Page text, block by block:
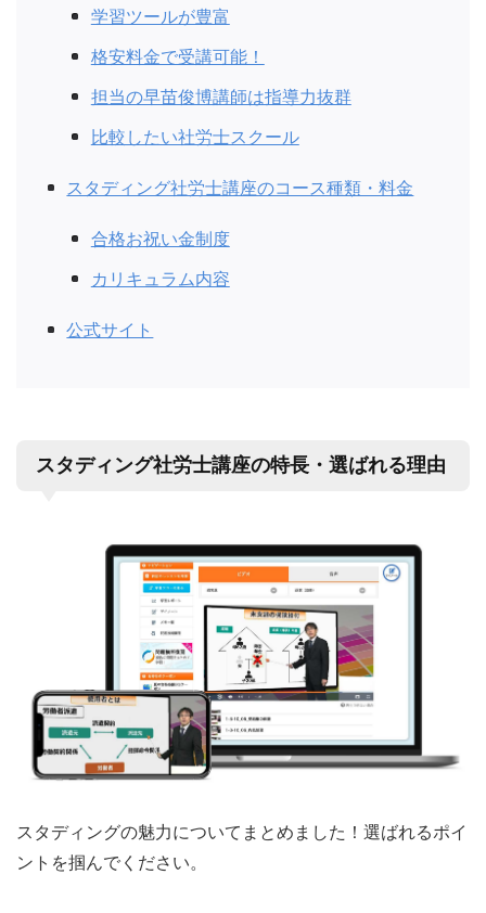
学習ツールが豊富
格安料金で受講可能！
担当の早苗俊博講師は指導力抜群
比較したい社労士スクール
スタディング社労士講座のコース種類・料金
合格お祝い金制度
カリキュラム内容
公式サイト
スタディング社労士講座の特長・選ばれる理由
スタディングの魅力についてまとめました！選ばれるポイ
ントを掴んでください。